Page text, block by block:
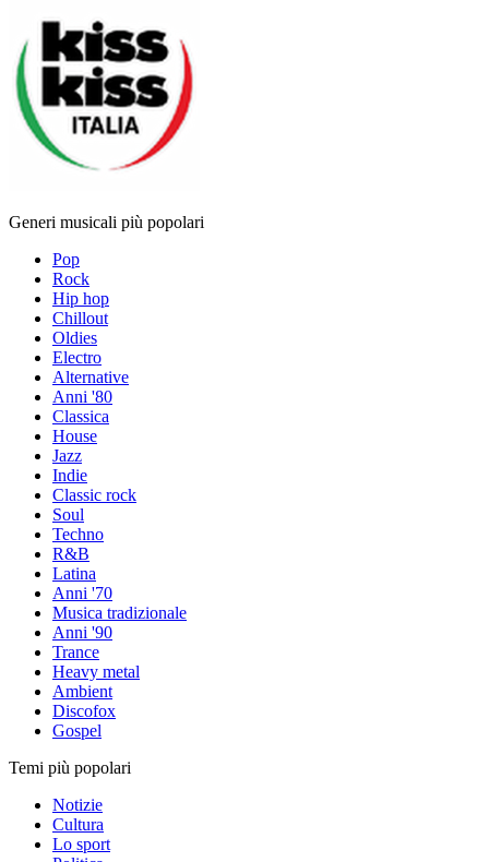
Generi musicali più popolari
Pop
Rock
Hip hop
Chillout
Oldies
Electro
Alternative
Anni '80
Classica
House
Jazz
Indie
Classic rock
Soul
Techno
R&B
Latina
Anni '70
Musica tradizionale
Anni '90
Trance
Heavy metal
Ambient
Discofox
Gospel
Temi più popolari
Notizie
Cultura
Lo sport